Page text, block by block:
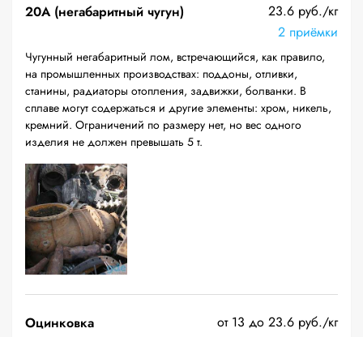
20A (негабаритный чугун)
23.6 руб./кг
2 приёмки
Чугунный негабаритный лом, встречающийся, как правило,
на промышленных производствах: поддоны, отливки,
станины, радиаторы отопления, задвижки, болванки. В
сплаве могут содержаться и другие элементы: хром, никель,
кремний. Ограничений по размеру нет, но вес одного
изделия не должен превышать 5 т.
Оцинковка
от 13 до 23.6 руб./кг